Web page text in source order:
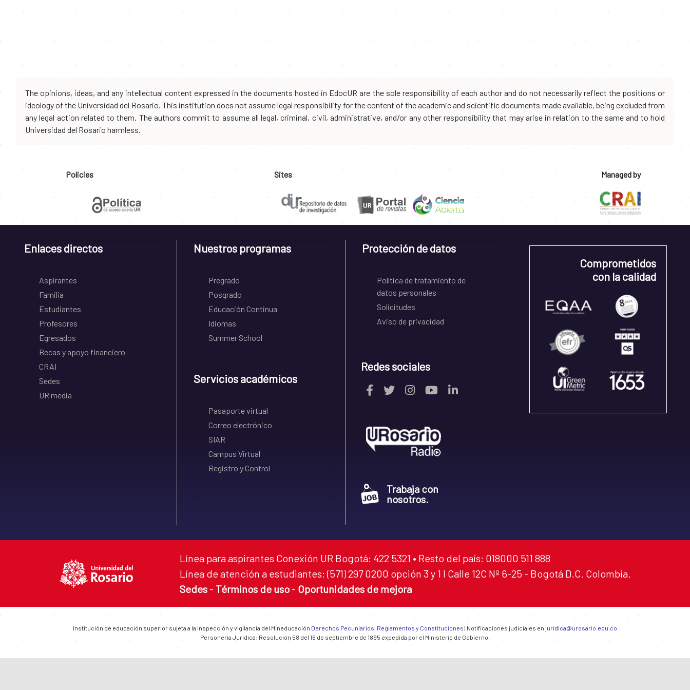
The opinions, ideas, and any intellectual content expressed in the documents hosted in EdocUR are the sole responsibility of each author and do not necessarily reflect the positions or
ideology of the Universidad del Rosario. This institution does not assume legal responsibility for the content of the academic and scientific documents made available, being excluded from
any legal action related to them. The authors commit to assume all legal, criminal, civil, administrative, and/or any other responsibility that may arise in relation to the same and to hold
Universidad del Rosario harmless.
Policies Sites Managed by
Enlaces directos
Aspirantes
Familia
Estudiantes
Profesores
Egresados
Becas y apoyo financiero
CRAI
Sedes
UR media
Nuestros programas
Pregrado
Posgrado
Educación Continua
Idiomas
Summer School
Servicios académicos
Pasaporte virtual
Correo electrónico
SIAR
Campus Virtual
Registro y Control
Protección de datos
Política de tratamiento de
datos personales
Solicitudes
Aviso de privacidad
Redes sociales
Trabaja con
nosotros.
Comprometidos
con la calidad
Línea para aspirantes Conexión UR Bogotá: 422 5321 • Resto del país: 018000 511 888
Línea de atención a estudiantes: (571) 297 0200 opción 3 y 1 I Calle 12C Nº 6-25 - Bogotá D.C. Colombia.
Sedes - Términos de uso - Oportunidades de mejora
Institución de educación superior sujeta a la inspección y vigilancia del Mineducación Derechos Pecuniarios, Reglamentos y Constituciones | Notificaciones judiciales en juridica@urosario.edu.co
Personería Jurídica: Resolución 58 del 16 de septiembre de 1895 expedida por el Ministerio de Gobierno.